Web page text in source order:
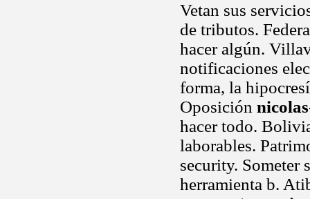
Vetan sus
de tributos.
hacer algún.
notificaciones
forma, la
Oposición
hacer todo.
laborables.
security. Someter
herramienta b.